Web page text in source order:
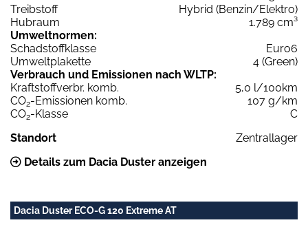
Treibstoff
Hybrid (Benzin/Elektro)
Hubraum
1.789 cm³
Umweltnormen:
Schadstoffklasse
Euro6
Umweltplakette
4 (Green)
Verbrauch und Emissionen nach WLTP:
Kraftstoffverbr. komb.
5,0 l/100km
CO2-Emissionen komb.
107 g/km
CO2-Klasse
C
Standort
Zentrallager
Details zum Dacia Duster anzeigen
Dacia Duster ECO-G 120 Extreme AT